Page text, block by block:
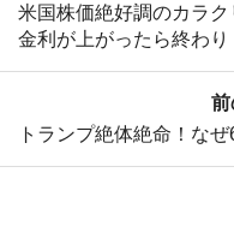
前
トランプ絶体絶命！なぜ
米国株価絶好調のカラ
金利が上がったら終わり